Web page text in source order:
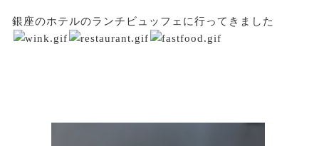
銀座のホテルのランチビュッフェに行ってきました